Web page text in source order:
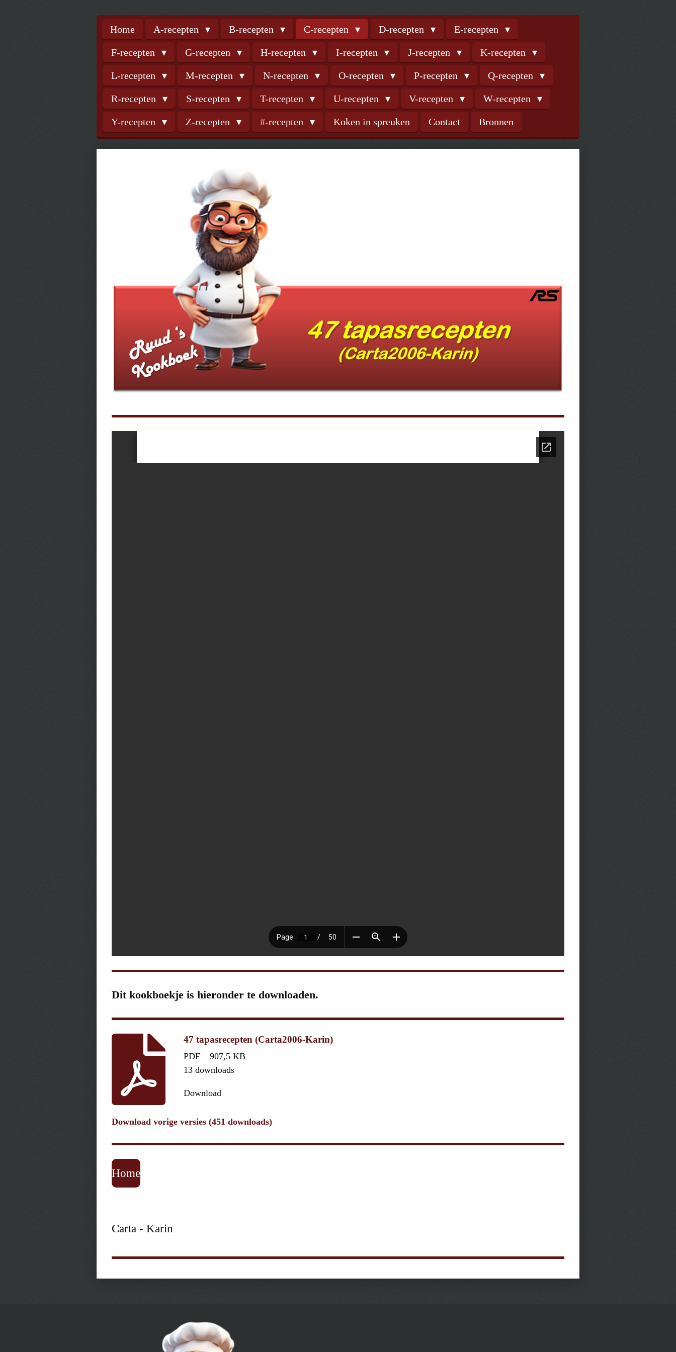
Home A-recepten B-recepten C-recepten D-recepten E-recepten
F-recepten G-recepten H-recepten I-recepten J-recepten K-recepten
L-recepten M-recepten N-recepten O-recepten P-recepten Q-recepten
R-recepten S-recepten T-recepten U-recepten V-recepten W-recepten
Y-recepten Z-recepten #-recepten Koken in spreuken Contact Bronnen
Dit kookboekje is hieronder te downloaden.
47 tapasrecepten (Carta2006-Karin)
PDF – 907,5 KB
13 downloads
Download
Download vorige versies (451 downloads)
Home
Carta - Karin